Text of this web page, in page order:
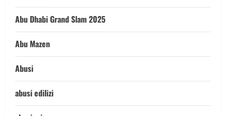
Abu Dhabi Grand Slam 2025
Abu Mazen
Abusi
abusi edilizi